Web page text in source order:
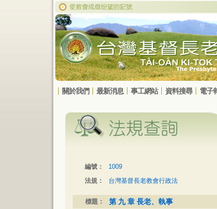
關於我們 最新消息 事工網站 資料搜尋 電子
編號：
1009
法規：
台灣基督長老教會行政法
標題： 第 九 章 長老、執事